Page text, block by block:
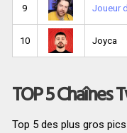
9 Joueur
10 Joyca
TOP 5 Chaînes
Top 5 des plus gros